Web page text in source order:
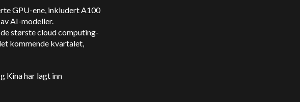
GPU-ene, inkludert A100
AI-modeller.
største cloud computing-
kommende kvartalet,
Kina har lagt inn